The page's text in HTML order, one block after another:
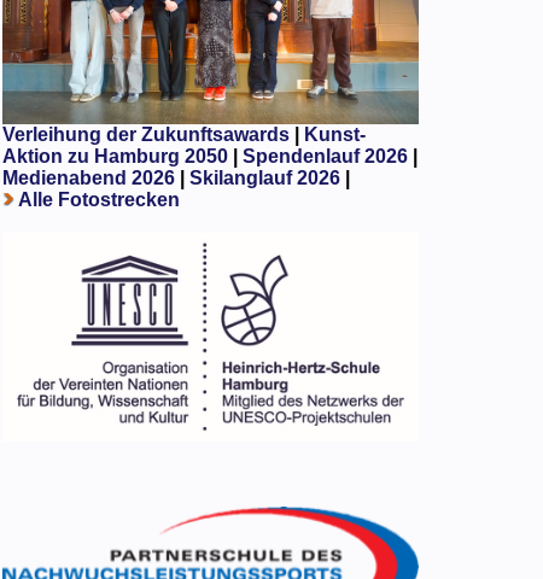
Verleihung der Zukunftsawards|
Kunst-
Aktion zu Hamburg 2050
Spendenlauf 2026|
Medienabend 2026| Skilanglauf 2026|
Alle Fotostrecken